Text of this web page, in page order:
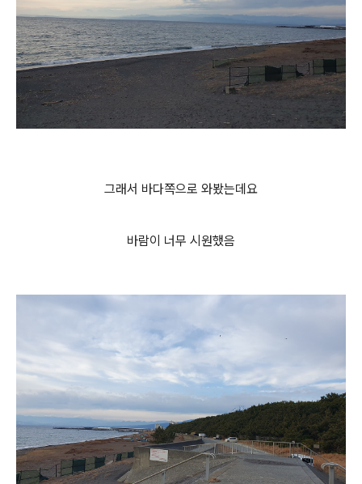
그래서 바다쪽으로 와봤는데요
바람이 너무 시원했음